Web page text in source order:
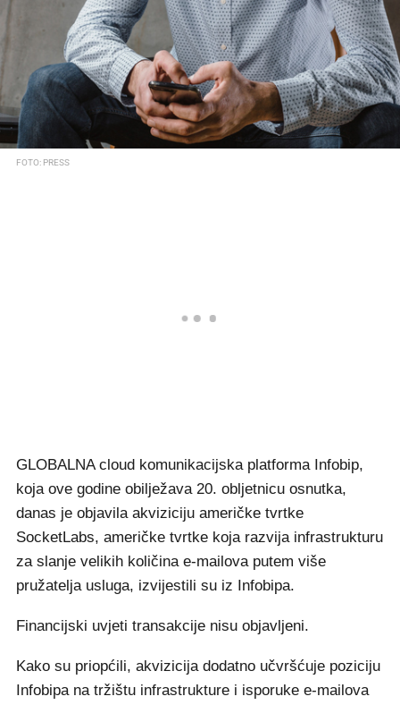
FOTO: PRESS
GLOBALNA cloud komunikacijska platforma Infobip,
koja ove godine obilježava 20. obljetnicu osnutka,
danas je objavila akviziciju američke tvrtke
SocketLabs, američke tvrtke koja razvija infrastrukturu
za slanje velikih količina e-mailova putem više
pružatelja usluga, izvijestili su iz Infobipa.
Financijski uvjeti transakcije nisu objavljeni.
Kako su priopćili, akvizicija dodatno učvršćuje poziciju
Infobipa na tržištu infrastrukture i isporuke e-mailova